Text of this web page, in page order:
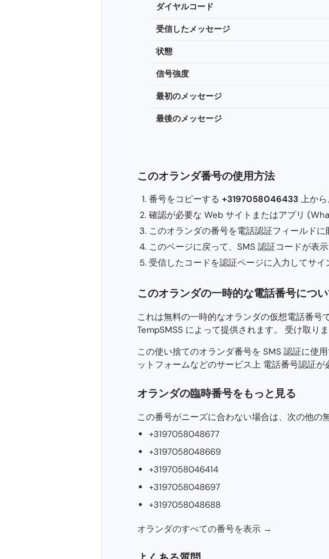
ダイヤルコード
受信したメッセージ
状態
信号強度
最初のメッセージ
最後のメッセージ
このオランダ番号の使用方法
番号をコピーする +3197058046433 上から
確認が必要な Web サイトまたはアプリ
このオランダの番号を電話認証フィールドに
このページに戻って、SMS 認証コードが表
受信したコードを認証ページに入力してサイ
このオランダの一時的な電話番号につ
これは無料の一時的なオランダの仮想電話番
TempSMSS によって提供されます。 受け取り
この使い捨てのオランダ番号を SMS 認証に使
ットフォームなどのサービス上 電話番号認証
オランダの臨時番号をもっと見る
この番号がニーズに合わない場合は、次の他の
+3197058048677
+3197058048669
+3197058046414
+3197058048697
+3197058048688
オランダのすべての番号を表示 →